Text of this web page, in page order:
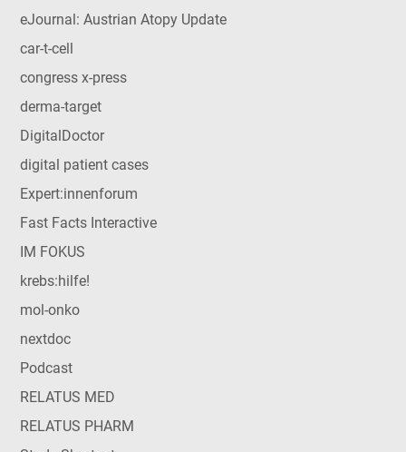
eJournal: Austrian Atopy Update
car-t-cell
congress x-press
derma-target
DigitalDoctor
digital patient cases
Expert:innenforum
Fast Facts Interactive
IM FOKUS
krebs:hilfe!
mol-onko
nextdoc
Podcast
RELATUS MED
RELATUS PHARM